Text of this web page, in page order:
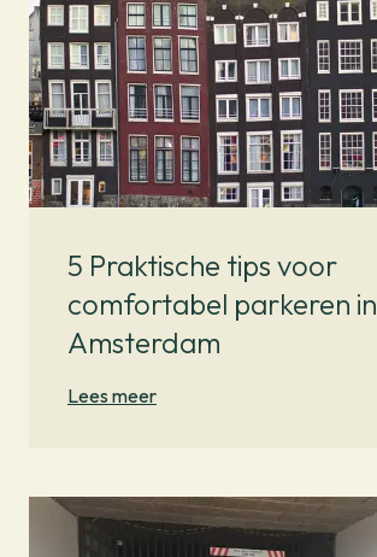
5 Praktische tips voor
comfortabel parkeren in
Amsterdam
Lees meer